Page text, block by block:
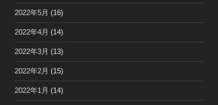
2022年5月 (16)
2022年4月 (14)
2022年3月 (13)
2022年2月 (15)
2022年1月 (14)